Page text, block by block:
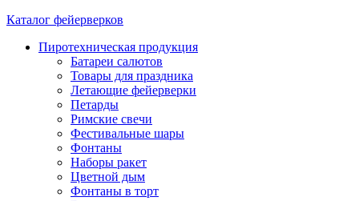
Каталог фейерверков
Пиротехническая продукция
Батареи салютов
Товары для праздника
Летающие фейерверки
Петарды
Римские свечи
Фестивальные шары
Фонтаны
Наборы ракет
Цветной дым
Фонтаны в торт